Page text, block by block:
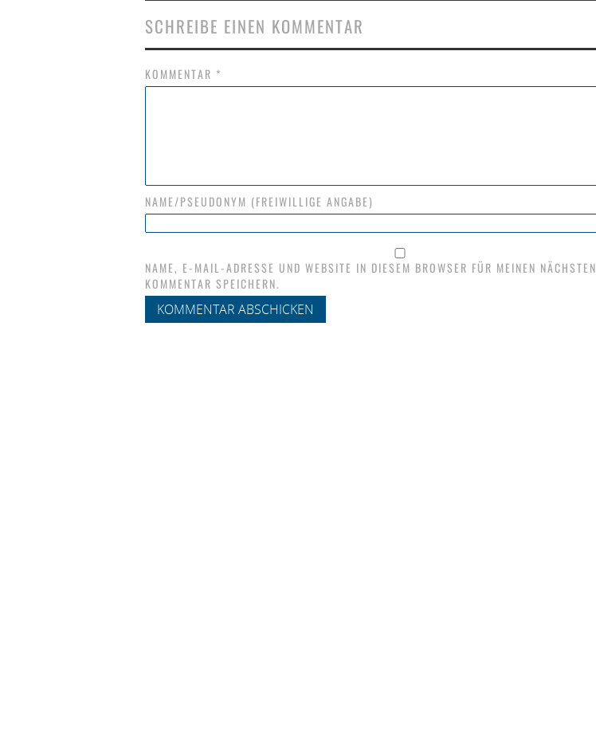
SCHREIBE EINEN KOMMENTAR
KOMMENTAR *
NAME/PSEUDONYM (FREIWILLIGE ANGABE)
NAME, E-MAIL-ADRESSE UND WEBSITE IN DIESEM BROWSER FÜR MEINEN NÄCHSTEN
KOMMENTAR SPEICHERN.